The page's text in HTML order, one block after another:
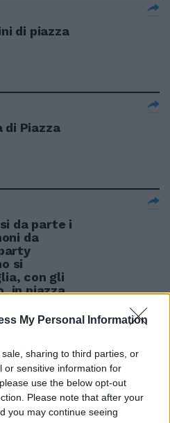
My Personal Information
sharing to third parties, or
or sensitive information for
use the below opt-out
Please note that after your
you may continue seeing
di piazza
di Piazza
da parte i
da
si
con gli
in piazza.
musica in